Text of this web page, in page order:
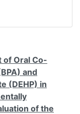
of Oral Co-
and
(DEHP) in
of the